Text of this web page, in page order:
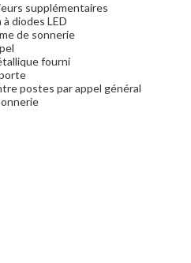
supplémentaires
diodes LED
de sonnerie
fourni
postes par appel général